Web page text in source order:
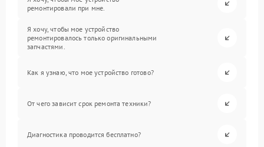
ремонтировали при мне.
Я хочу, чтобы мое устройство
ремонтировалось только оригинальными
запчастями.
Как я узнаю, что мое устройство готово?
От чего зависит срок ремонта техники?
Диагностика проводится бесплатно?